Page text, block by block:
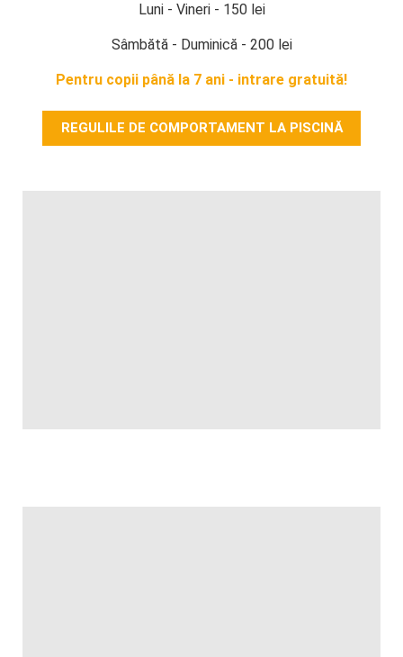
Luni - Vineri - 150 lei
Sâmbătă - Duminică - 200 lei
Pentru copii până la 7 ani - intrare gratuită!
REGULILE DE COMPORTAMENT LA PISCINĂ